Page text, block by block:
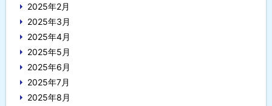
2025年2月
2025年3月
2025年4月
2025年5月
2025年6月
2025年7月
2025年8月